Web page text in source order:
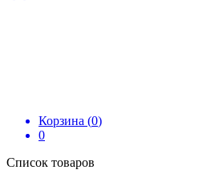
Корзина (0)
0
Список товаров